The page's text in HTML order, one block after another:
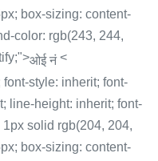
box-sizing: content-
color: rgb(243, 244,
ओई नं<
style: inherit; font-
line-height: inherit; font-
solid rgb(204, 204,
box-sizing: content-